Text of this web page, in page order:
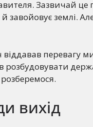
Зазвичай це
завойовує землі.
віддавав перевагу
розбудовувати
вихід